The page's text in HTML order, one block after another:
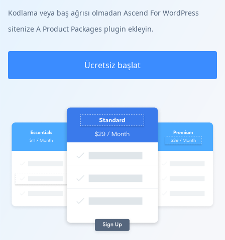
Kodlama veya baş ağrısı olmadan Ascend For WordPress
sitenize A Product Packages plugin ekleyin.
Ücretsiz başlat